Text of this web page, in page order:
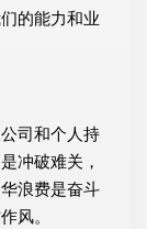
的能力和业
司和个人持
冲破难关，
浪费是奋斗
风。